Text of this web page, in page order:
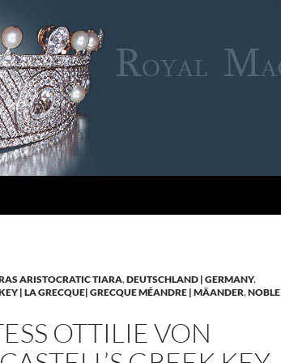
ARISTOCRATIC TIARA,DEUTSCHLAND | GERMANY,
| LA GRECQUE| GRECQUE MÉANDRE | MÄANDER,NOBLE
OTTILIE VON